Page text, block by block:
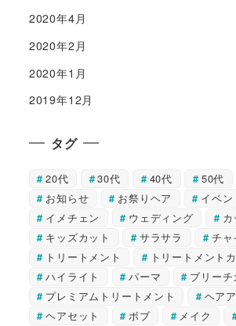
2020年4月
2020年2月
2020年1月
2019年12月
タグ
20代 30代 40代 50代
お知らせ
お祭りヘア
イベン
イメチェン
ウェディング
カ
キッズカット
サラサラ
チャ
トリートメント
トリートメント
ハイライト
パーマ
ブリーチ
プレミアムトリートメント
ヘア
ヘアセット
ボブ メイク